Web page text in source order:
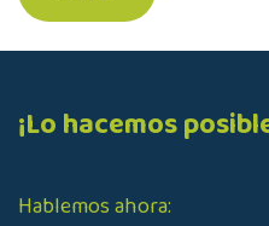
¡Lo hacemos
Hablemos ahora: